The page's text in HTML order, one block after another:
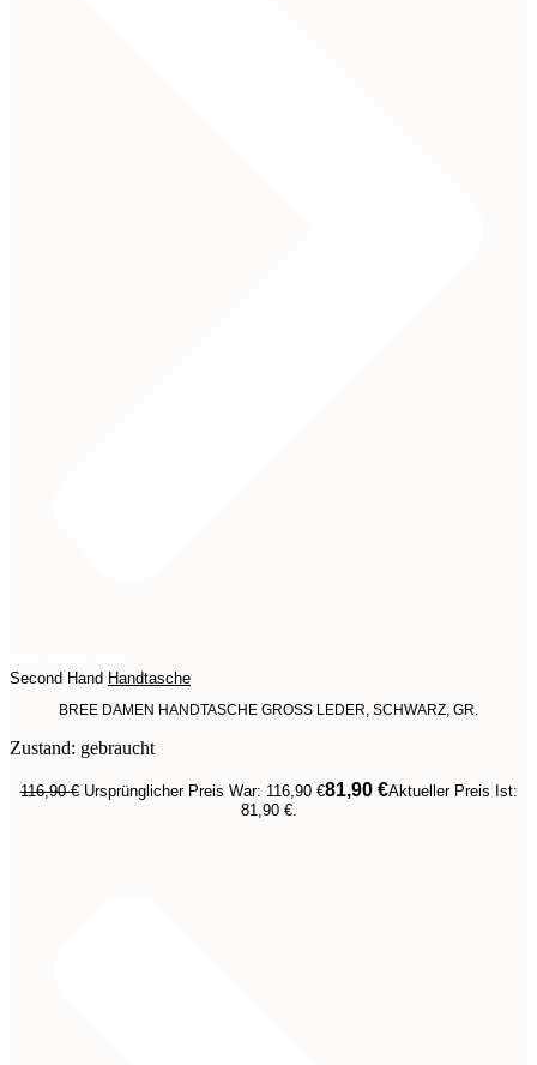
Second Hand Handtasche
BREE DAMEN HANDTASCHE GROSS LEDER, SCHWARZ, GR.
Zustand: gebraucht
116,90€ Ursprünglicher Preis War: 116,90 €81,90 €Aktueller Preis Ist:
81,90 €.